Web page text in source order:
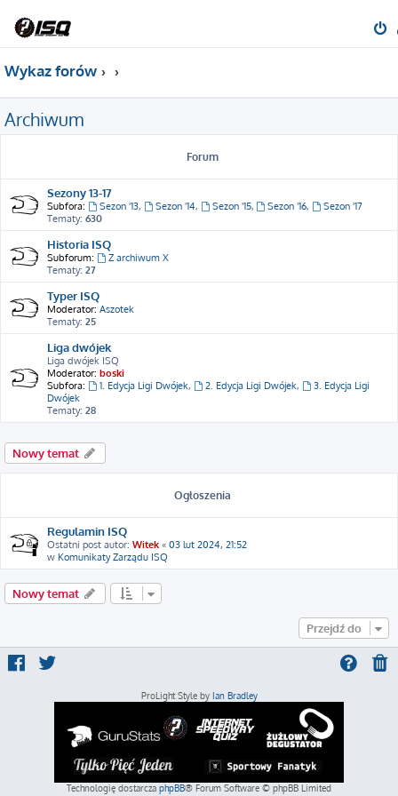
Wykaz forów
Archiwum
Forum
Sezony 13-17
Subfora: Sezon '13, Sezon '14, Sezon '15, Sezon '16,
Sezon '17
Tematy: 630
Historia ISQ
Subforum:
Z archiwum X
Tematy: 27
Typer ISQ
Moderator: Aszotek
Tematy: 25
Liga dwójek
Liga dwójek ISQ
Moderator: boski
Subfora:
1. Edycja Ligi Dwójek, 2. Edycja Ligi Dwójek,
3. Edycja Ligi
Dwójek
Tematy: 28
Nowy temat
Ogłoszenia
Regulamin ISQ
Ostatni post autor: Witek « 03 lut 2024, 21:52
w Komunikaty Zarządu ISQ
Nowy temat
Przejdź do
ProLight Style by Ian Bradley
Technologię dostarcza phpBB® Forum Software © phpBB Limited